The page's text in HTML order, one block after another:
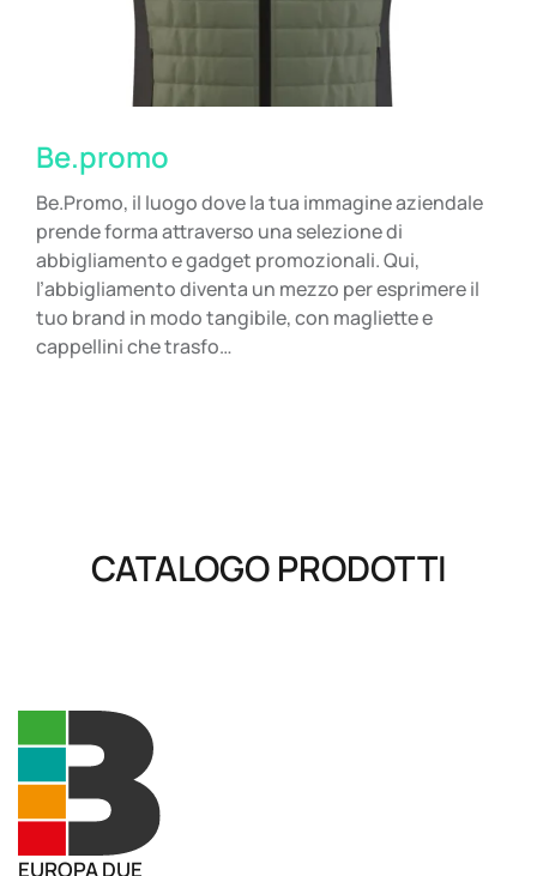
Be.promo
Be.Promo, il luogo dove la tua immagine aziendale
prende forma attraverso una selezione di
abbigliamento e gadget promozionali. Qui,
l’abbigliamento diventa un mezzo per esprimere il
tuo brand in modo tangibile, con magliette e
cappellini che trasfo…
CATALOGO PRODOTTI
EUROPA DUE